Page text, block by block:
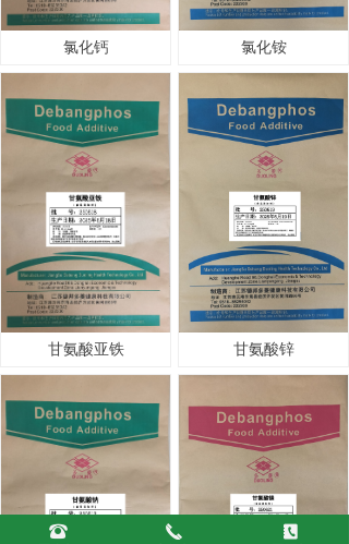
氯化钙 氯化铵
甘氨酸亚铁 甘氨酸锌
뀰
끅
끐